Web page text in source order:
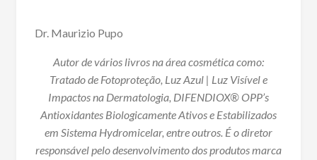
Dr. Maurizio Pupo
Autor de vários livros na área cosmética como:
Tratado de Fotoproteção, Luz Azul | Luz Visível e
Impactos na Dermatologia, DIFENDIOX® OPP’s
Antioxidantes Biologicamente Ativos e Estabilizados
em Sistema Hydromicelar, entre outros. É o diretor
responsável pelo desenvolvimento dos produtos marca